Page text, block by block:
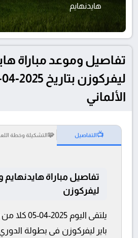
هايدنهايم
تفاصيل وموعد مباراة
الألماني
📺التفاصيل 🧩التشكيلة وخطة
تفاصيل مباراة هايدنهايم و
ليفركوزن
يلتقى اليوم
باير ليفركوزن فى بطولة